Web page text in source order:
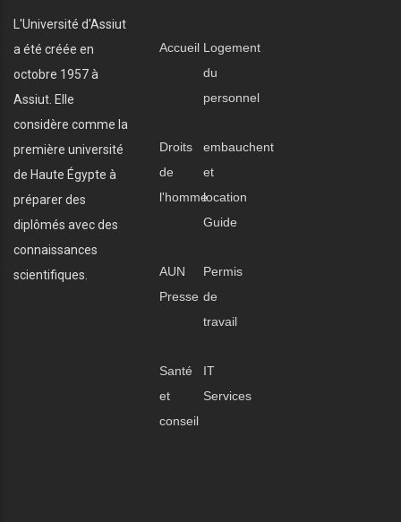
L'Université d'Assiut
a été créée en
octobre 1957 à
Assiut. Elle
considère comme la
première université
de Haute Égypte à
préparer des
diplômés avec des
connaissances
scientifiques.
Accueil Logement
du
personnel
Droits
de
l'homme
embauchent
et
location
Guide
AUN
Presse
Permis
de
travail
Santé
et
conseil
IT
Services